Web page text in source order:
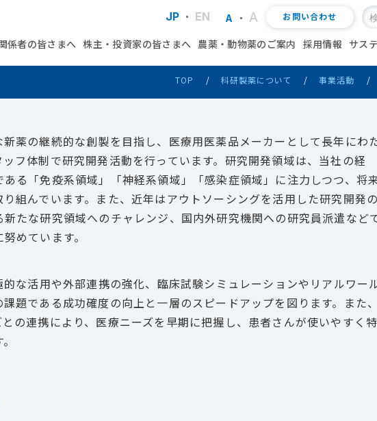
お問い合わせ
JP EN A A
係者の皆さまへ 株主・投資家の皆さまへ 農薬・動物薬のご案内 採用情報 サス
TOP 科研製薬について 事業活動
薬の継続的な創製を目指し、医療用医薬品メーカーとして長年にわ
フ体制で研究開発活動を行っています。研究開発領域は、当社の経
る「免疫系領域」「神経系領域」「感染症領域」に注力しつつ、将
組んでいます。また、近年はアウトソーシングを活用した研究開発の
たな研究領域へのチャレンジ、国内外研究機関への研究員派遣など
めています。
な活用や外部連携の強化、臨床試験シミュレーションやリアルワー
題である成功確度の向上と一層のスピードアップを図ります。また、
の連携により、医療ニーズを早期に把握し、患者さんが使いやすく特